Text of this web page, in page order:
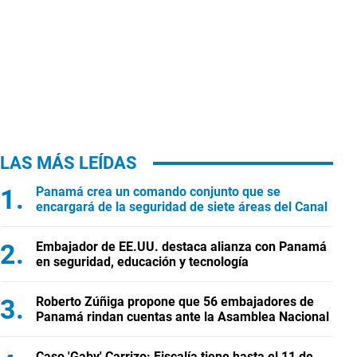
LAS MÁS LEÍDAS
Panamá crea un comando conjunto que se
encargará de la seguridad de siete áreas del Canal
Embajador de EE.UU. destaca alianza con Panamá
en seguridad, educación y tecnología
Roberto Zúñiga propone que 56 embajadores de
Panamá rindan cuentas ante la Asamblea Nacional